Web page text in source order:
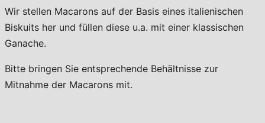
Wir stellen Macarons auf der Basis eines italienischen
Biskuits her und füllen diese u.a. mit einer klassischen
Ganache.
Bitte bringen Sie entsprechende Behältnisse zur
Mitnahme der Macarons mit.